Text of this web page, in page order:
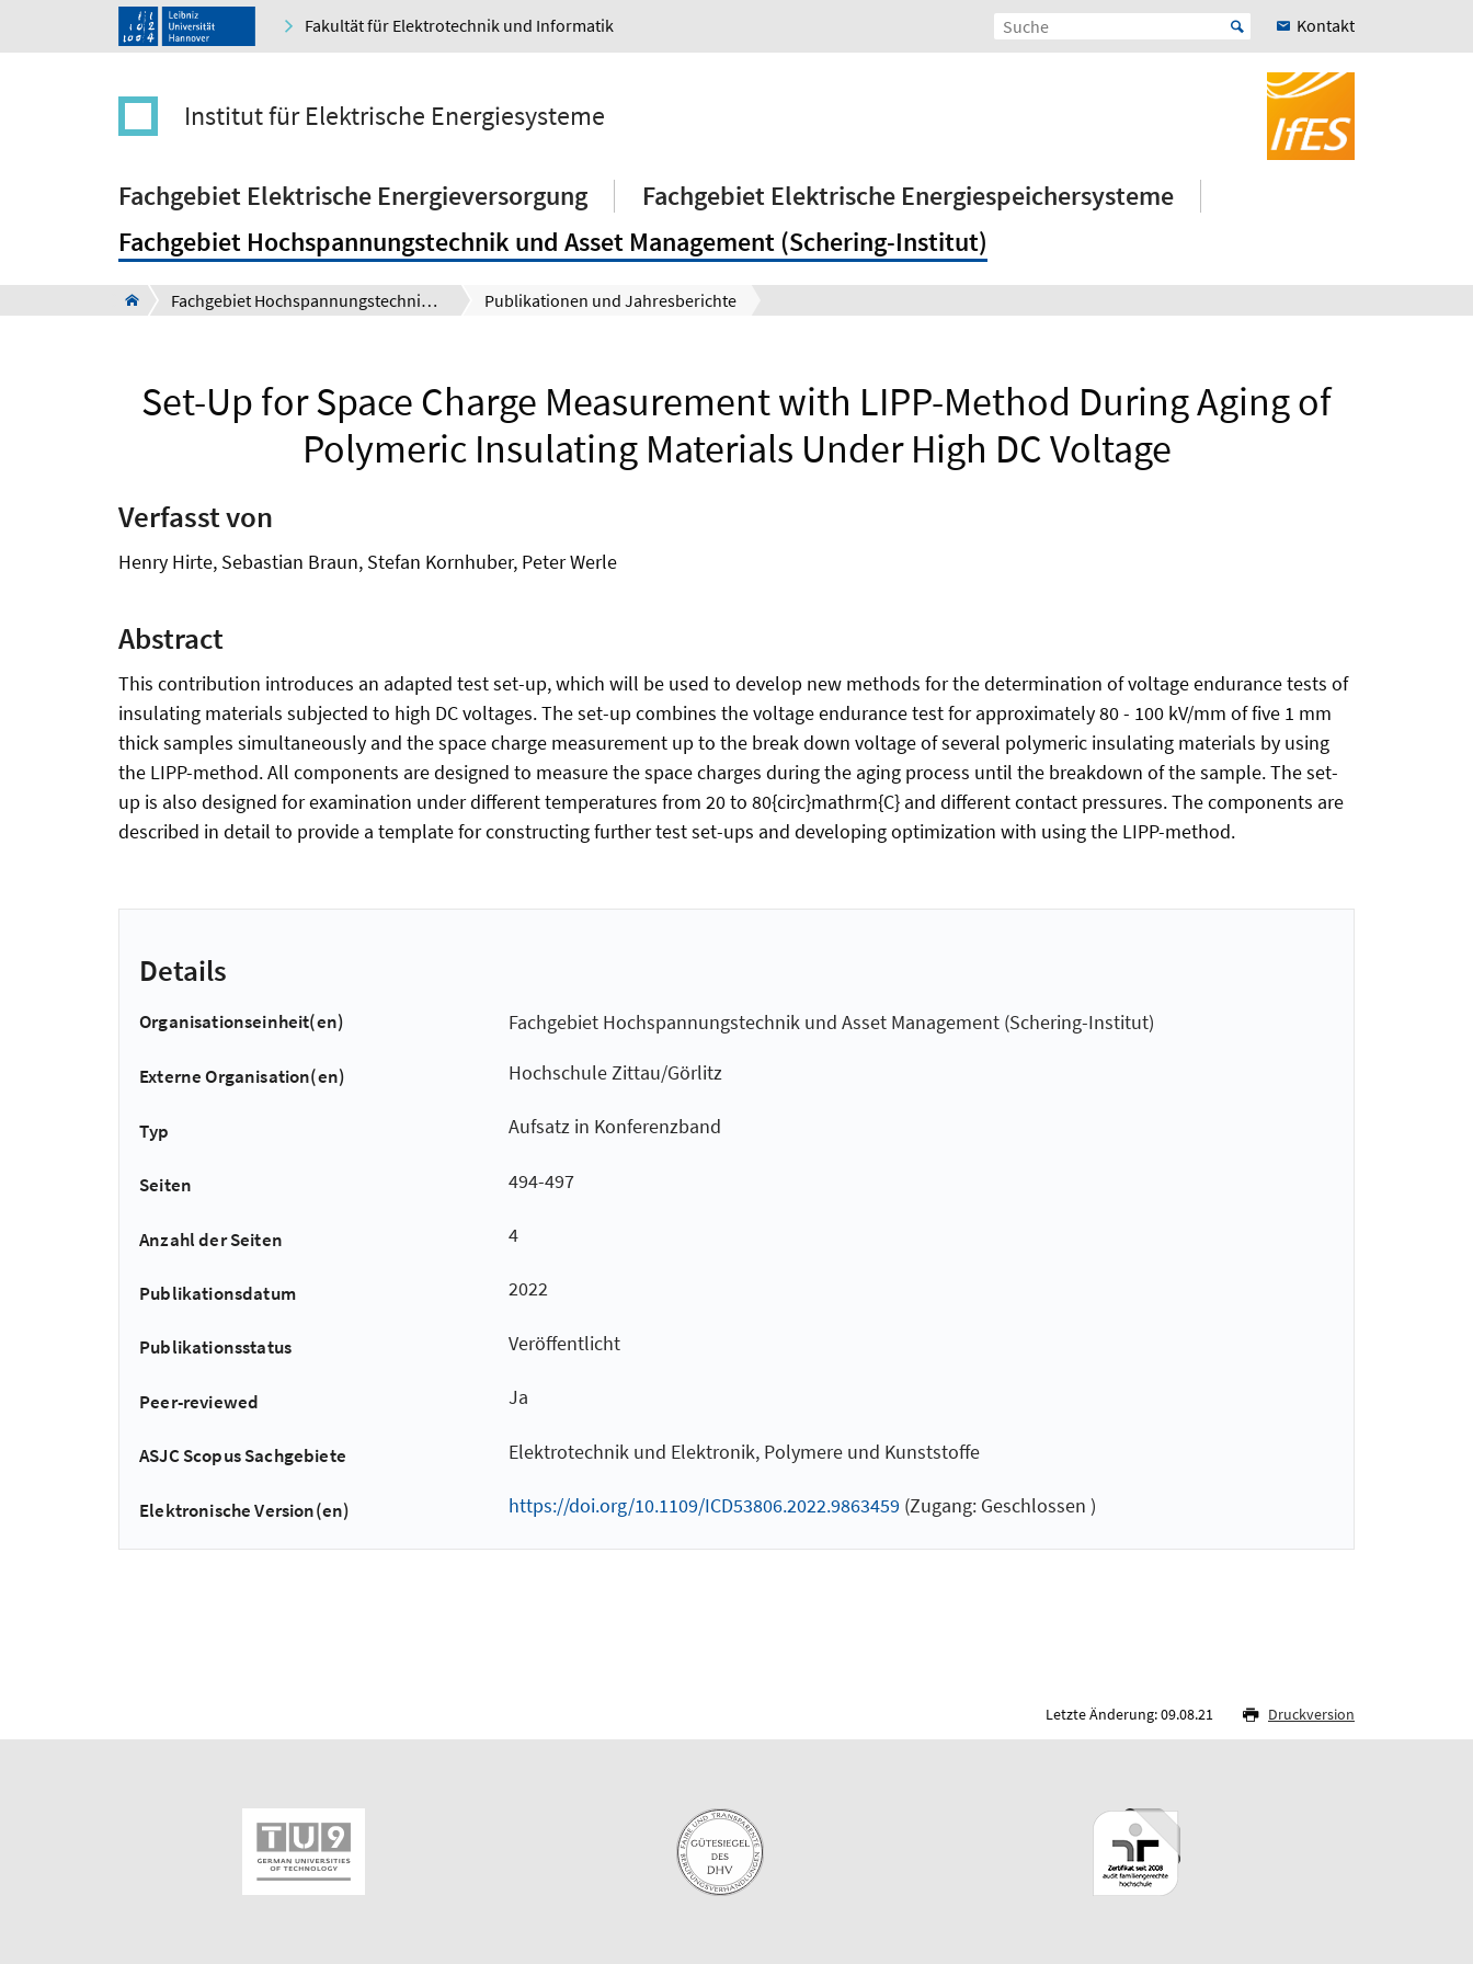
Fakultät für Elektrotechnik und Informatik Kontakt
Institut für Elektrische Energiesysteme
Fachgebiet Elektrische Energieversorgung
Fachgebiet Elektrische Energiespeichersysteme
Fachgebiet Hochspannungstechnik und Asset Management (Schering-Institut)
Fachgebiet Hochspannungstechnik und Asset Management (Schering-Institut) Publikationen und Jahresberichte
Set-Up for Space Charge Measurement with LIPP-Method During Aging of
Polymeric Insulating Materials Under High DC Voltage
Verfasst von
Henry Hirte, Sebastian Braun, Stefan Kornhuber, Peter Werle
Abstract
This contribution introduces an adapted test set-up, which will be used to develop new methods for the determination of voltage endurance tests of
insulating materials subjected to high DC voltages. The set-up combines the voltage endurance test for approximately 80 - 100 kV/mm of five 1 mm
thick samples simultaneously and the space charge measurement up to the break down voltage of several polymeric insulating materials by using
the LIPP-method. All components are designed to measure the space charges during the aging process until the breakdown of the sample. The set-
up is also designed for examination under different temperatures from 20 to 80{circ}mathrm{C} and different contact pressures. The components are
described in detail to provide a template for constructing further test set-ups and developing optimization with using the LIPP-method.
Details
Organisationseinheit(en) Fachgebiet Hochspannungstechnik und Asset Management (Schering-Institut)
Externe Organisation(en) Hochschule Zittau/Görlitz
Typ Aufsatz in Konferenzband
Seiten 494-497
Anzahl der Seiten 4
Publikationsdatum 2022
Publikationsstatus Veröffentlicht
Peer-reviewed Ja
ASJC Scopus Sachgebiete Elektrotechnik und Elektronik, Polymere und Kunststoffe
Elektronische Version(en) https://doi.org/10.1109/ICD53806.2022.9863459 (Zugang: Geschlossen )
Letzte Änderung: 09.08.21 Druckversion